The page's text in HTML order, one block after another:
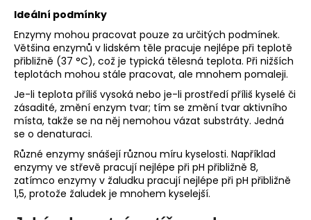
Ideální podmínky
Enzymy mohou pracovat pouze za určitých podmínek.
Většina enzymů v lidském těle pracuje nejlépe při teplotě
přibližně (37 °C), což je typická tělesná teplota. Při nižších
teplotách mohou stále pracovat, ale mnohem pomaleji.
Je-li teplota příliš vysoká nebo je-li prostředí příliš kyselé či
zásadité, změní enzym tvar; tím se změní tvar aktivního
místa, takže se na něj nemohou vázat substráty. Jedná
se o denaturaci.
Různé enzymy snášejí různou míru kyselosti. Například
enzymy ve střevě pracují nejlépe při pH přibližně 8,
zatímco enzymy v žaludku pracují nejlépe při pH přibližně
1,5, protože žaludek je mnohem kyselejší.